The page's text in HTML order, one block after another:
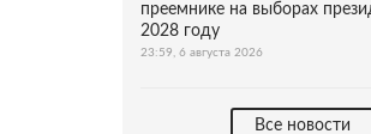
преемнике на выборах
2028 году
23:59, 6 августа 2026
Все новости